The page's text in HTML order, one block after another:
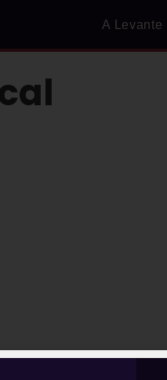
A Levante